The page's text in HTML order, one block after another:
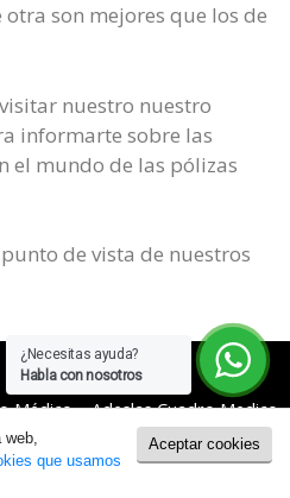
¿Necesitas ayuda?
Habla con nosotros
son mejores que los de
nuestro nuestro
informarte sobre las
el mundo de las pólizas
de vista de nuestros
Médico»Adeslas Cuadro Medico
Básico cuadro medico Albacete
de Cookies|Política de Privacidad
Aceptar cookies
web,
que usamos